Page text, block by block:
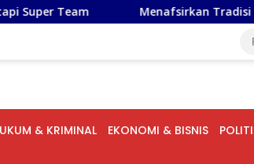
Menafsirkan Tradisi Tolak Bala di
& KRIMINAL EKONOMI & BISNIS